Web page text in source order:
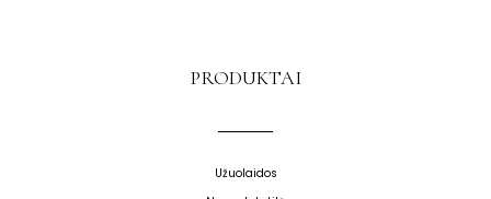
PRODUKTAI
Užuolaidos